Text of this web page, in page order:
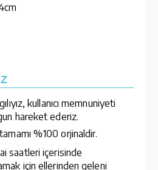
kullanıcı memnuniyeti
hareket ederiz.
%100 orjinaldir.
saatleri içerisinde
için ellerinden geleni